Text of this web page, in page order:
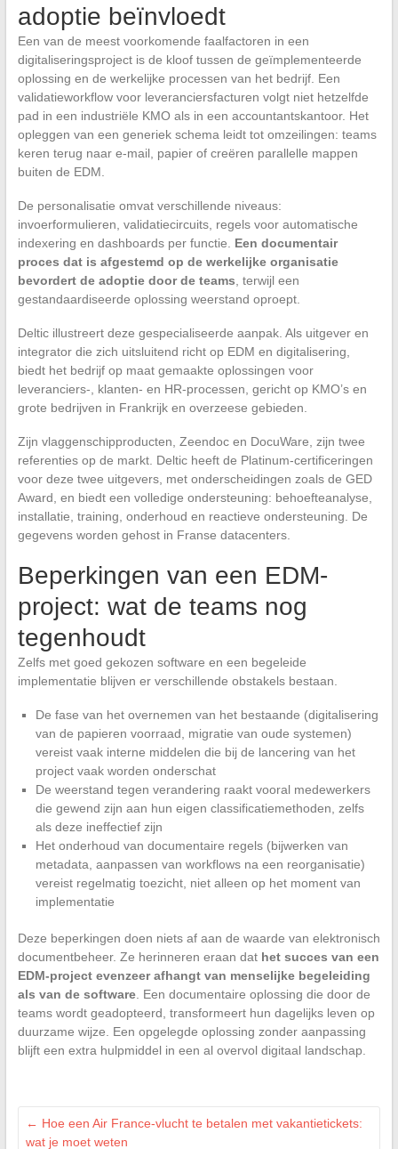
adoptie beïnvloedt
Een van de meest voorkomende faalfactoren in een
digitaliseringsproject is de kloof tussen de geïmplementeerde
oplossing en de werkelijke processen van het bedrijf. Een
validatieworkflow voor leveranciersfacturen volgt niet hetzelfde
pad in een industriële KMO als in een accountantskantoor. Het
opleggen van een generiek schema leidt tot omzeilingen: teams
keren terug naar e-mail, papier of creëren parallelle mappen
buiten de EDM.
De personalisatie omvat verschillende niveaus:
invoerformulieren, validatiecircuits, regels voor automatische
indexering en dashboards per functie. Een documentair
proces dat is afgestemd op de werkelijke organisatie
bevordert de adoptie door de teams , terwijl een
gestandaardiseerde oplossing weerstand oproept.
Deltic illustreert deze gespecialiseerde aanpak. Als uitgever en
integrator die zich uitsluitend richt op EDM en digitalisering,
biedt het bedrijf op maat gemaakte oplossingen voor
leveranciers-, klanten- en HR-processen, gericht op KMO’s en
grote bedrijven in Frankrijk en overzeese gebieden.
Zijn vlaggenschipproducten, Zeendoc en DocuWare, zijn twee
referenties op de markt. Deltic heeft de Platinum-certificeringen
voor deze twee uitgevers, met onderscheidingen zoals de GED
Award, en biedt een volledige ondersteuning: behoefteanalyse,
installatie, training, onderhoud en reactieve ondersteuning. De
gegevens worden gehost in Franse datacenters.
Beperkingen van een EDM-
project: wat de teams nog
tegenhoudt
Zelfs met goed gekozen software en een begeleide
implementatie blijven er verschillende obstakels bestaan.
De fase van het overnemen van het bestaande (digitalisering
van de papieren voorraad, migratie van oude systemen)
vereist vaak interne middelen die bij de lancering van het
project vaak worden onderschat
De weerstand tegen verandering raakt vooral medewerkers
die gewend zijn aan hun eigen classificatiemethoden, zelfs
als deze ineffectief zijn
Het onderhoud van documentaire regels (bijwerken van
metadata, aanpassen van workflows na een reorganisatie)
vereist regelmatig toezicht, niet alleen op het moment van
implementatie
Deze beperkingen doen niets af aan de waarde van elektronisch
documentbeheer. Ze herinneren eraan dat het succes van een
EDM-project evenzeer afhangt van menselijke begeleiding
als van de software. Een documentaire oplossing die door de
teams wordt geadopteerd, transformeert hun dagelijks leven op
duurzame wijze. Een opgelegde oplossing zonder aanpassing
blijft een extra hulpmiddel in een al overvol digitaal landschap.
← Hoe een Air France-vlucht te betalen met vakantietickets:
wat je moet weten